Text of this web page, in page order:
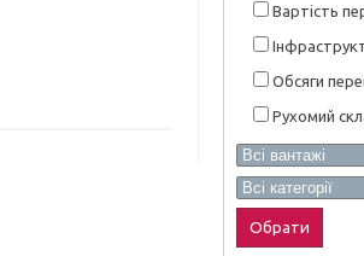
Вартiсть
Обсяги
Рухомий